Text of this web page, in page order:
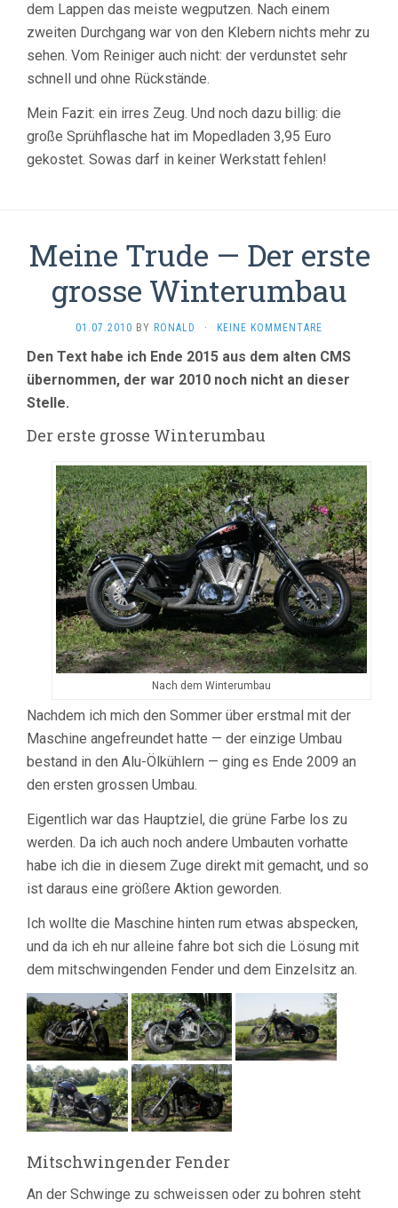
dem Lappen das meiste wegputzen. Nach einem
zweiten Durchgang war von den Klebern nichts mehr zu
sehen. Vom Reiniger auch nicht: der verdunstet sehr
schnell und ohne Rückstände.
Mein Fazit: ein irres Zeug. Und noch dazu billig: die
große Sprühflasche hat im Mopedladen 3,95 Euro
gekostet. Sowas darf in keiner Werkstatt fehlen!
Meine Trude — Der erste
grosse Winterumbau
01.07.2010 BY RONALD · KEINE KOMMENTARE
Den Text habe ich Ende 2015 aus dem alten CMS
übernommen, der war 2010 noch nicht an dieser
Stelle.
Der erste grosse Winterumbau
Nach dem Winterumbau
Nachdem ich mich den Sommer über erstmal mit der
Maschine angefreundet hatte — der einzige Umbau
bestand in den Alu-Ölkühlern — ging es Ende 2009 an
den ersten grossen Umbau.
Eigentlich war das Hauptziel, die grüne Farbe los zu
werden. Da ich auch noch andere Umbauten vorhatte
habe ich die in diesem Zuge direkt mit gemacht, und so
ist daraus eine größere Aktion geworden.
Ich wollte die Maschine hinten rum etwas abspecken,
und da ich eh nur alleine fahre bot sich die Lösung mit
dem mitschwingenden Fender und dem Einzelsitz an.
Mitschwingender Fender
An der Schwinge zu schweissen oder zu bohren steht